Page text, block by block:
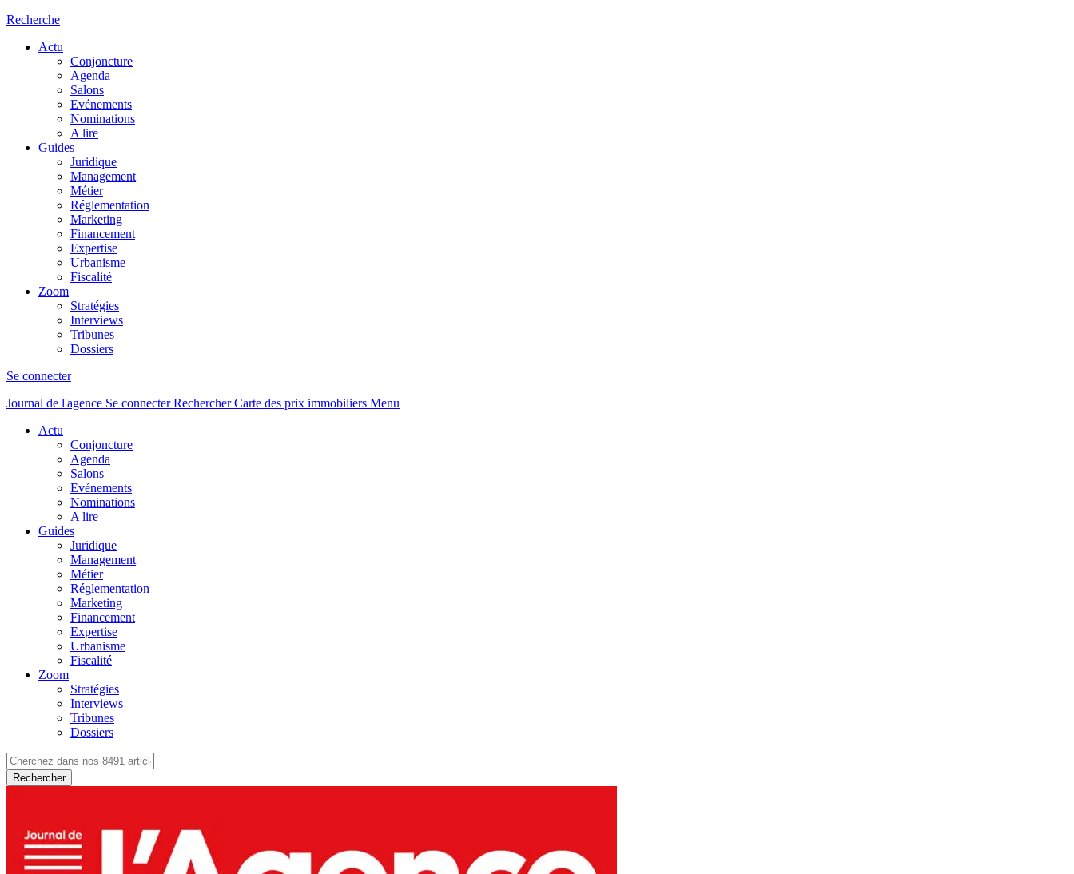
Recherche
Actu
Conjoncture
Agenda
Salons
Evénements
Nominations
A lire
Guides
Juridique
Management
Métier
Réglementation
Marketing
Financement
Expertise
Urbanisme
Fiscalité
Zoom
Stratégies
Interviews
Tribunes
Dossiers
Se connecter
Journal de l'agence Se connecterRechercher Carte des prix immobiliers Menu
Actu
Conjoncture
Agenda
Salons
Evénements
Nominations
A lire
Guides
Juridique
Management
Métier
Réglementation
Marketing
Financement
Expertise
Urbanisme
Fiscalité
Zoom
Stratégies
Interviews
Tribunes
Dossiers
Rechercher